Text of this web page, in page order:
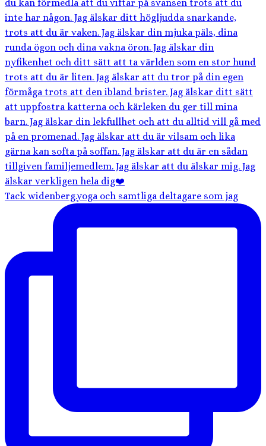
Tack widenberg.yoga och samtliga deltagare som jag